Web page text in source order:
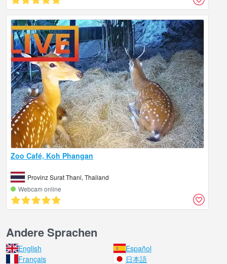
Zoo Café, Koh Phangan
Provinz Surat Thani, Thailand
Webcam online
Andere Sprachen
English
Español
Français
日本語